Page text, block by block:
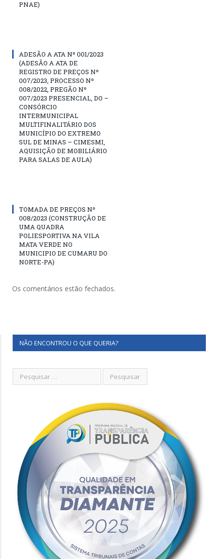
PNAE)
ADESÃO A ATA Nº 001/2023
(ADESÃO A ATA DE
REGISTRO DE PREÇOS Nº
007/2023, PROCESSO Nº
008/2022, PREGÃO Nº
007/2023 PRESENCIAL, DO –
CONSÓRCIO
INTERMUNICIPAL
MULTIFINALITÁRIO DOS
MUNICÍPIO DO EXTREMO
SUL DE MINAS – CIMESMI,
AQUISIÇÃO DE MOBILIÁRIO
PARA SALAS DE AULA)
TOMADA DE PREÇOS Nº
008/2023 (CONSTRUÇÃO DE
UMA QUADRA
POLIESPORTIVA NA VILA
MATA VERDE NO
MUNICIPIO DE CUMARU DO
NORTE-PA)
Os comentários estão fechados.
NÃO ENCONTROU O QUE QUERIA?